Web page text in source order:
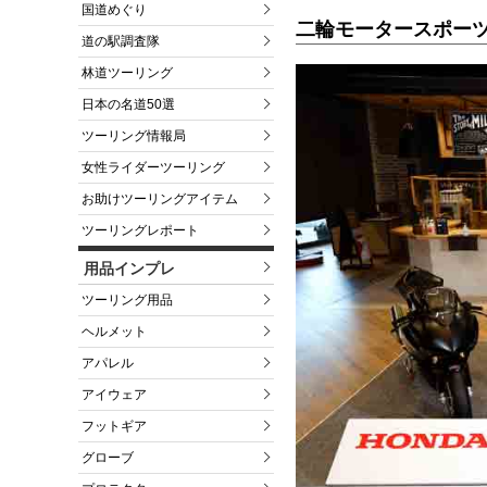
国道めぐり
道の駅調査隊
林道ツーリング
日本の名道50選
ツーリング情報局
女性ライダーツーリング
お助けツーリングアイテム
ツーリングレポート
用品インプレ
ツーリング用品
ヘルメット
アパレル
アイウェア
フットギア
グローブ
二輪モータースポー